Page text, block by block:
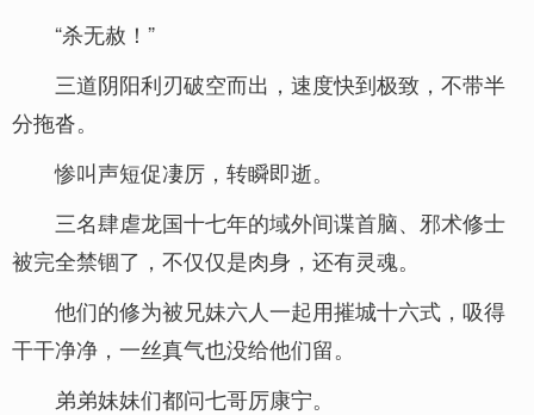
“杀无赦！”
三道阴阳利刃破空而出，速度快到极致，不带半
分拖沓。
惨叫声短促凄厉，转瞬即逝。
三名肆虐龙国十七年的域外间谍首脑、邪术修士
被完全禁锢了，不仅仅是肉身，还有灵魂。
他们的修为被兄妹六人一起用摧城十六式，吸得
干干净净，一丝真气也没给他们留。
弟弟妹妹们都问七哥厉康宁。